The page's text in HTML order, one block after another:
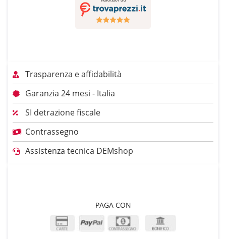
Trasparenza e affidabilità
Garanzia 24 mesi - Italia
SI detrazione fiscale
Contrassegno
Assistenza tecnica DEMshop
PAGA CON